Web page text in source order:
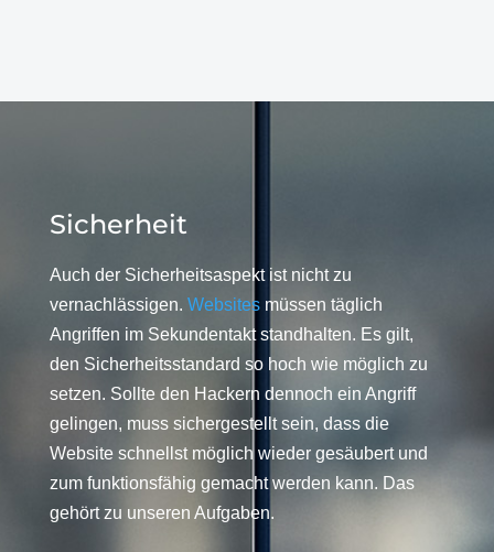
Sicherheit
Auch der Sicherheitsaspekt ist nicht zu
vernachlässigen. Websitesmüssen täglich
Angriffen im Sekundentakt standhalten. Es gilt,
den Sicherheitsstandard so hoch wie möglich zu
setzen. Sollte den Hackern dennoch ein Angriff
gelingen, muss sichergestellt sein, dass die
Website schnellst möglich wieder gesäubert und
zum funktionsfähig gemacht werden kann. Das
gehört zu unseren Aufgaben.